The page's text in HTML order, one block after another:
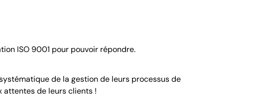
ISO 9001 pour pouvoir répondre.
de la gestion de leurs processus de
attentes de leurs clients !